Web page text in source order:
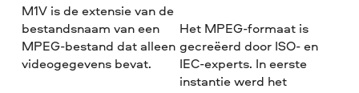
M1V is de extensie van de
bestandsnaam van een
MPEG-bestand dat alleen
videogegevens bevat.
Het MPEG-formaat is
gecreëerd door ISO- en
IEC-experts. In eerste
instantie werd het